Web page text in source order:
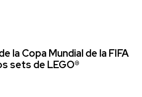
la Copa Mundial de la FIFA
sets de LEGO®